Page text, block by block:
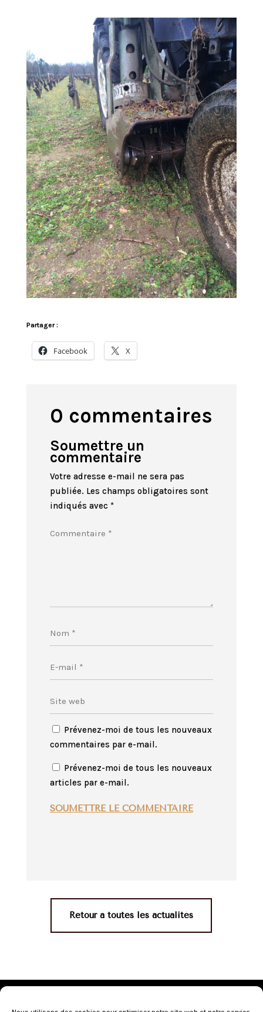
Partager :
Facebook X
0 commentaires
Soumettre un
commentaire
Votre adresse e-mail ne sera pas
publiée. Les champs obligatoires sont
indiqués avec *
Prévenez-moi de tous les nouveaux
commentaires par e-mail.
Prévenez-moi de tous les nouveaux
articles par e-mail.
SOUMETTRE LE COMMENTAIRE
Retour à toutes les actualités